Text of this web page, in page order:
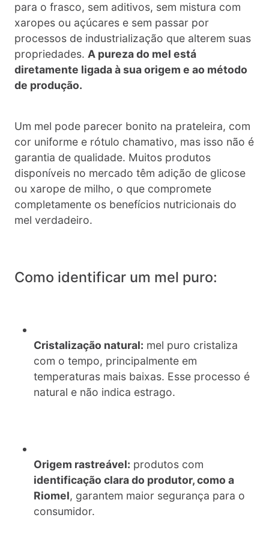
para o frasco, sem aditivos, sem mistura com
xaropes ou açúcares e sem passar por
processos de industrialização que alterem suas
propriedades. A pureza do mel está
diretamente ligada à sua origem e ao método
de produção.
Um mel pode parecer bonito na prateleira, com
cor uniforme e rótulo chamativo, mas isso não é
garantia de qualidade. Muitos produtos
disponíveis no mercado têm adição de glicose
ou xarope de milho, o que compromete
completamente os benefícios nutricionais do
mel verdadeiro.
Como identificar um mel puro:
Cristalização natural: mel puro cristaliza
com o tempo, principalmente em
temperaturas mais baixas. Esse processo é
natural e não indica estrago.
Origem rastreável: produtos com
identificação clara do produtor, como a
Riomel, garantem maior segurança para o
consumidor.